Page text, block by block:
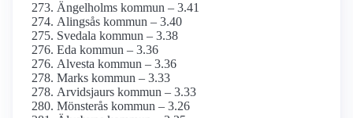
Ängelholms kommun – 3.41
Alingsås kommun – 3.40
Svedala kommun – 3.38
Eda kommun – 3.36
Alvesta kommun – 3.36
Marks kommun – 3.33
Arvidsjaurs kommun – 3.33
Mönsterås kommun – 3.26